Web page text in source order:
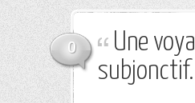
0
Une
subjonctif.